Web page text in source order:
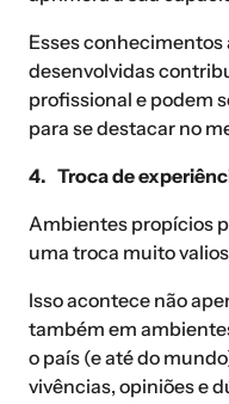
Esses
desenvolvidas
profissional e podem
para se destacar no
4. Troca de
Ambientes propícios
uma troca muito
Isso acontece não
também em
o país (e até do
vivências, opiniões e